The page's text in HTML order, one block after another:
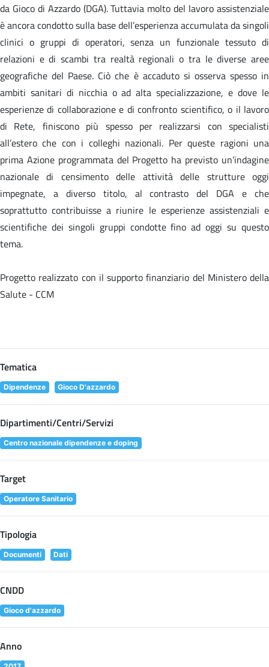
da Gioco di Azzardo (DGA). Tuttavia molto del lavoro assistenziale
è ancora condotto sulla base dell’esperienza accumulata da singoli
clinici o gruppi di operatori, senza un funzionale tessuto di
relazioni e di scambi tra realtà regionali o tra le diverse aree
geografiche del Paese. Ciò che è accaduto si osserva spesso in
ambiti sanitari di nicchia o ad alta specializzazione, e dove le
esperienze di collaborazione e di confronto scientifico, o il lavoro
di Rete, finiscono più spesso per realizzarsi con specialisti
all’estero che con i colleghi nazionali. Per queste ragioni una
prima Azione programmata del Progetto ha previsto un’indagine
nazionale di censimento delle attività delle strutture oggi
impegnate, a diverso titolo, al contrasto del DGA e che
soprattutto contribuisse a riunire le esperienze assistenziali e
scientifiche dei singoli gruppi condotte fino ad oggi su questo
tema.
Progetto realizzato con il supporto finanziario del Ministero della
Salute - CCM
Tematica
Dipendenze Gioco D'azzardo
Dipartimenti/Centri/Servizi
Centro nazionale dipendenze e doping
Target
Operatore Sanitario
Tipologia
Documenti Dati
CNDD
Gioco d'azzardo
Anno